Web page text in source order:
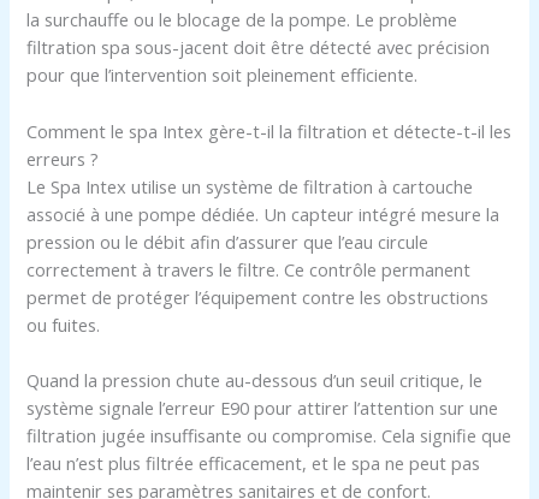
la surchauffe ou le blocage de la pompe. Le problème
filtration spa sous-jacent doit être détecté avec précision
pour que l’intervention soit pleinement efficiente.
Comment le spa Intex gère-t-il la filtration et détecte-t-il les
erreurs ?
Le Spa Intex utilise un système de filtration à cartouche
associé à une pompe dédiée. Un capteur intégré mesure la
pression ou le débit afin d’assurer que l’eau circule
correctement à travers le filtre. Ce contrôle permanent
permet de protéger l’équipement contre les obstructions
ou fuites.
Quand la pression chute au-dessous d’un seuil critique, le
système signale l’erreur E90 pour attirer l’attention sur une
filtration jugée insuffisante ou compromise. Cela signifie que
l’eau n’est plus filtrée efficacement, et le spa ne peut pas
maintenir ses paramètres sanitaires et de confort.